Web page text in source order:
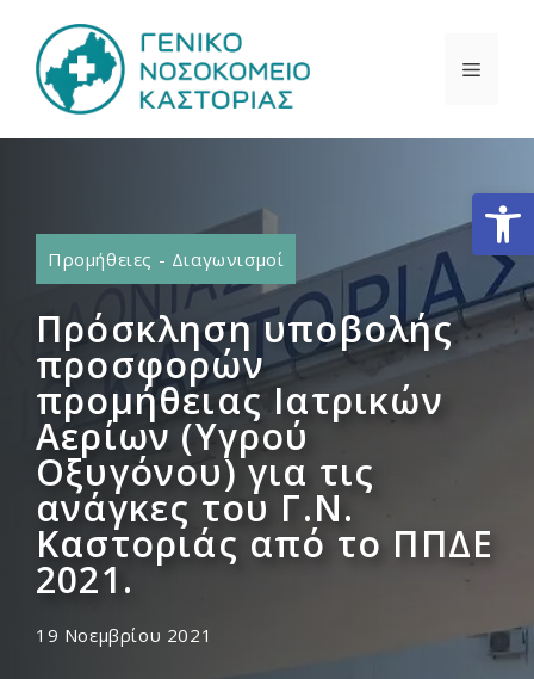
περιεχόμενο
Προμήθειες - Διαγωνισμοί
Πρόσκληση υποβολής
προσφορών
προμήθειας Ιατρικών
Αερίων (Υγρού
Οξυγόνου) για τις
ανάγκες του Γ.Ν.
Καστοριάς από το ΠΠΔΕ
2021.
19 Νοεμβρίου 2021